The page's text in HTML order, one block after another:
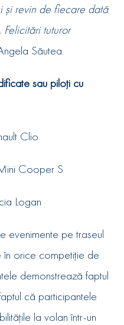
și revin de fiecare dată
tuturor
Săutea.
sau piloți cu
Clio
Cooper S
Logan
evenimente pe traseul
orice competiție de
demonstrează faptul
că participantele
la volan într-un